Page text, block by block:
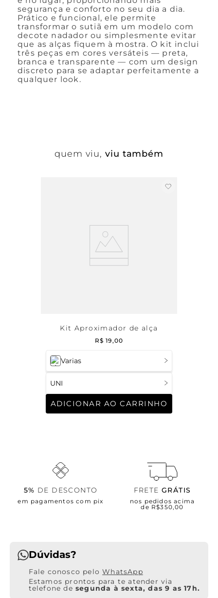
segurança e conforto no seu dia a dia.
Prático e funcional, ele permite
transformar o sutiã em um modelo com
decote nadador ou simplesmente evitar
que as alças fiquem à mostra. O kit inclui
três peças em cores versáteis — preta,
branca e transparente — com um design
discreto para se adaptar perfeitamente a
qualquer look.
quem viu, viu também
Varias
UNI
ADICIONAR AO CARRINHO
Kit Aproximador de alça
R$ 19,00
5% DE DESCONTO
em pagamentos com pix
FRETE GRÁTIS
nos pedidos acima
de R$350,00
Dúvidas?
WhatsApp
Estamos prontos para te atender via
telefone de segunda à sexta, das 9 as 17h.